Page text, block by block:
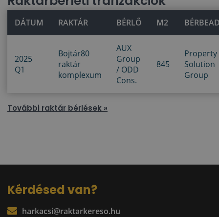
DÁTUM RAKTÁR BÉRLŐ M2
2025
Q1
Bojtár80
raktár
komplexum
AUX
Group
/ ODD
Cons.
845
Property
Solution
Group
További raktár bérlések »
Kérdésed van?
harkacsi@raktarkereso.hu